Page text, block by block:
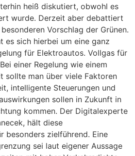
heiß diskutiert, obwohl es
wurde. Derzeit aber debattiert
Vorschlag der Grünen.
es sich hierbei um eine ganz
für Elektroautos. Vollgas für
einer Regelung wie einem
sollte man über viele Faktoren
intelligente Steuerungen und
sollen in Zukunft in
kommen. Der Digitalexperte
hält diese
besonders zielführend. Eine
sei laut eigener Aussage